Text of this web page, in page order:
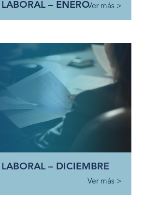
– ENEROVer más >
– DICIEMBRE
Ver más >